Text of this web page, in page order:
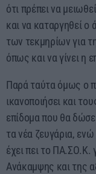
ότι πρέπει να
και να καταργηθεί ο
των τεκμηρίων για
όπως και να γίνει η
Παρά ταύτα όμως ο
ικανοποιήσει και
επίδομα που θα
τα νέα ζευγάρια,
έχει πει το ΠΑ.ΣΟ.Κ.
Ανάκαμψης και της